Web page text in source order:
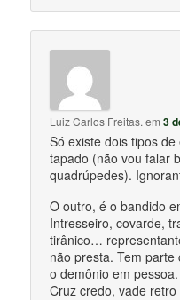
Luiz Carlos Freitas. em3
Só existe dois tipos
tapado (não vou falar
quadrúpedes).
O outro, é o bandido
Intresseiro, covarde,
tirânico…
não presta. Tem
o demônio em pessoa.
Cruz credo, vade retro